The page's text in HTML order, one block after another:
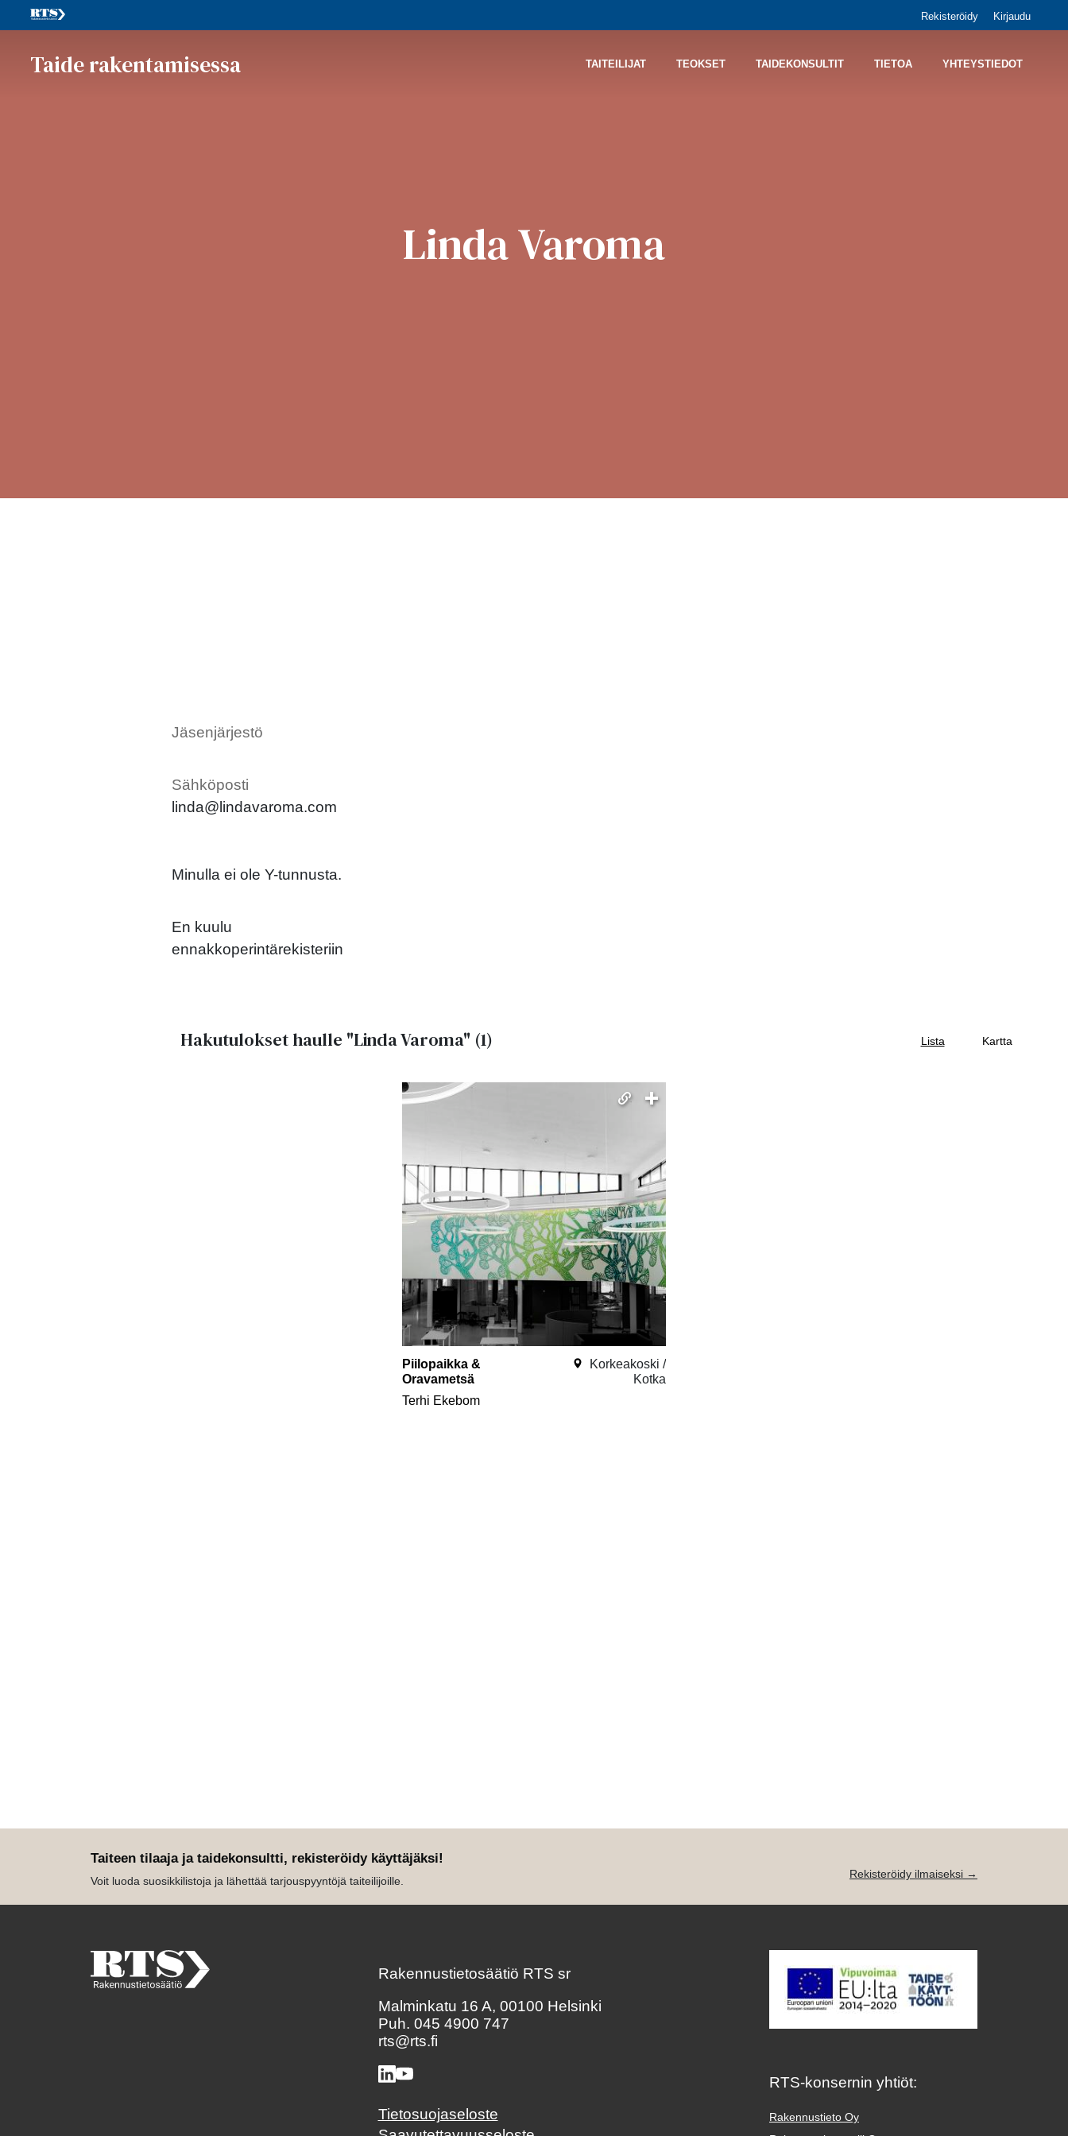
Rekisteröidy Kirjaudu
Taide rakentamisessa TAITEILIJAT TEOKSET TAIDEKONSULTIT TIETOA YHTEYSTIEDOT
Linda Varoma
Jäsenjärjestö
Sähköposti
linda@lindavaroma.com
Minulla ei ole Y-tunnusta.
En kuulu
ennakkoperintärekisteriin
Hakutulokset haulle "Linda Varoma" (1) Lista Kartta
Piilopaikka &
Oravametsä
Terhi Ekebom
Korkeakoski /
Kotka
Taiteen tilaaja ja taidekonsultti, rekisteröidy käyttäjäksi!
Voit luoda suosikkilistoja ja lähettää tarjouspyyntöjä taiteilijoille.
Rekisteröidy ilmaiseksi →
Rakennustietosäätiö RTS sr
Malminkatu 16 A, 00100 Helsinki
Puh. 045 4900 747
rts@rts.fi
Tietosuojaseloste
RTS-konsernin yhtiöt:
Rakennustieto Oy